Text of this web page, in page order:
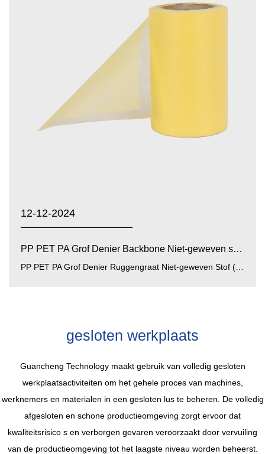
12-12-2024
PP PET PA Grof Denier Backbone Niet-geweven stof: mater...
gesloten werkplaats
Guancheng Technology maakt gebruik van volledig gesloten
werkplaatsactiviteiten om het gehele proces van machines,
werknemers en materialen in een gesloten lus te beheren. De volledig
afgesloten en schone productieomgeving zorgt ervoor dat
kwaliteitsrisico s en verborgen gevaren veroorzaakt door vervuiling
van de productieomgeving tot het laagste niveau worden beheerst.